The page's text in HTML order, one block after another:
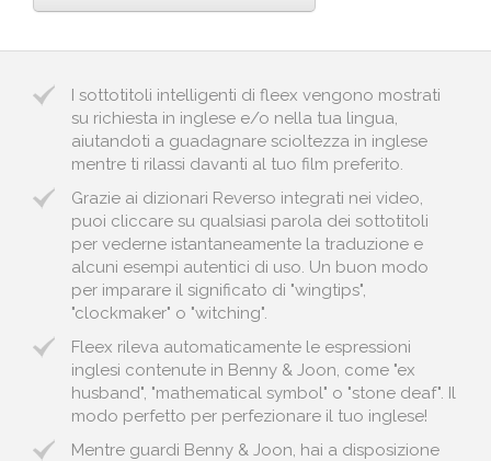
I sottotitoli intelligenti di fleex vengono mostrati
su richiesta in inglese e/o nella tua lingua,
aiutandoti a guadagnare scioltezza in inglese
mentre ti rilassi davanti al tuo film preferito.
Grazie ai dizionari Reverso integrati nei video,
puoi cliccare su qualsiasi parola dei sottotitoli
per vederne istantaneamente la traduzione e
alcuni esempi autentici di uso. Un buon modo
per imparare il significato di "wingtips",
"clockmaker" o "witching".
Fleex rileva automaticamente le espressioni
inglesi contenute in Benny & Joon, come "ex
husband", "mathematical symbol" o "stone deaf". Il
modo perfetto per perfezionare il tuo inglese!
Mentre guardi Benny & Joon, hai a disposizione